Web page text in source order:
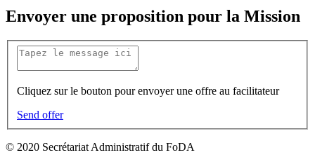
Envoyer une proposition pour la Mission
Cliquez sur le bouton pour envoyer une offre au facilitateur
Send offer
© 2020 Secrétariat Administratif du FoDA